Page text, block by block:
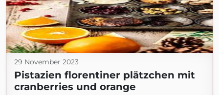
29 November 2023
Pistazien florentiner plätzchen mit
cranberries und orange